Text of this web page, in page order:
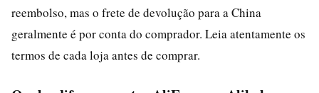
reembolso, mas o frete de devolução para a China
geralmente é por conta do comprador. Leia atentamente os
termos de cada loja antes de comprar.